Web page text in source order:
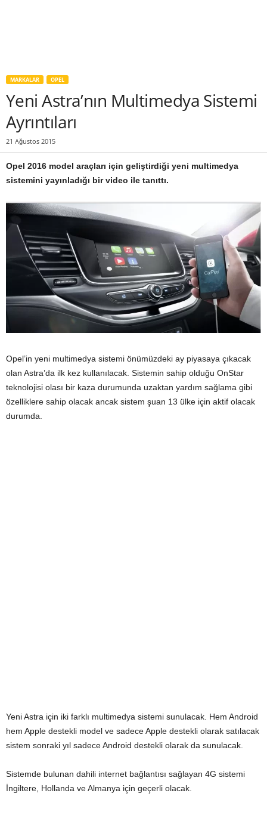
MARKALAR OPEL
Yeni Astra’nın Multimedya Sistemi
Ayrıntıları
21 Ağustos 2015
Opel 2016 model araçları için geliştirdiği yeni multimedya
sistemini yayınladığı bir video ile tanıttı.
Opel’in yeni multimedya sistemi önümüzdeki ay piyasaya çıkacak
olan Astra’da ilk kez kullanılacak. Sistemin sahip olduğu OnStar
teknolojisi olası bir kaza durumunda uzaktan yardım sağlama gibi
özelliklere sahip olacak ancak sistem şuan 13 ülke için aktif olacak
durumda.
Yeni Astra için iki farklı multimedya sistemi sunulacak. Hem Android
hem Apple destekli model ve sadece Apple destekli olarak satılacak
sistem sonraki yıl sadece Android destekli olarak da sunulacak.
Sistemde bulunan dahili internet bağlantısı sağlayan 4G sistemi
İngiltere, Hollanda ve Almanya için geçerli olacak.